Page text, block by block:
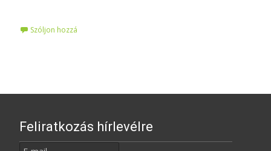
Szóljon hozzá
Feliratkozás hírlevélre